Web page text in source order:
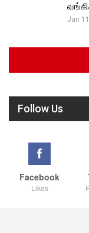
Jan
Follow Us
Facebook
Likes